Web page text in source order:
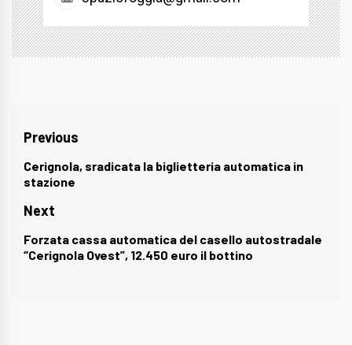
Navigazione
articoli
Previous
Previous
post:
Cerignola, sradicata la biglietteria automatica in
stazione
Next
Next
post:
Forzata cassa automatica del casello autostradale
“Cerignola Ovest”, 12.450 euro il bottino